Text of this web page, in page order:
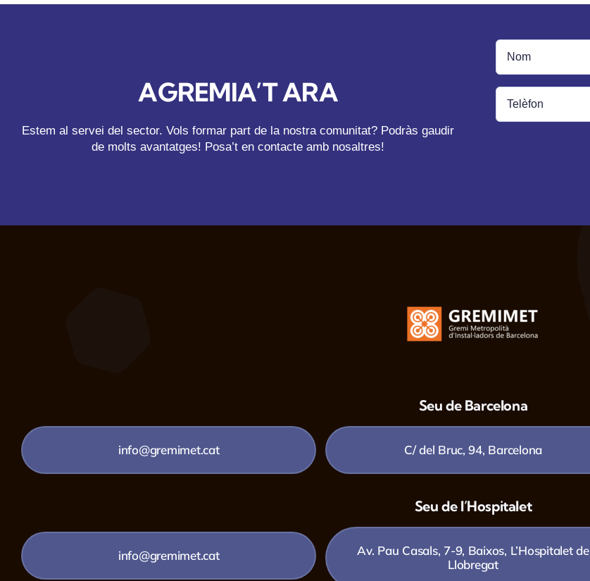
AGREMIA’T ARA
Estem al servei del sector. Vols formar part de la nostra comunitat? Podràs gaudir
de molts avantatges! Posa’t en contacte amb nosaltres!
Seu de Barcelona
info@gremimet.cat C/ del Bruc, 94, Barcelona
info@gremimet.cat
Seu de l’Hospitalet
Av. Pau Casals, 7-9, Baixos, L’Hospitalet de
Llobregat